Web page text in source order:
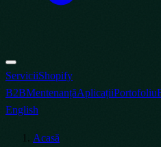
ServiciiShopify
B2BMentenanțăAplicațiiPortofoliu
English
Acasă